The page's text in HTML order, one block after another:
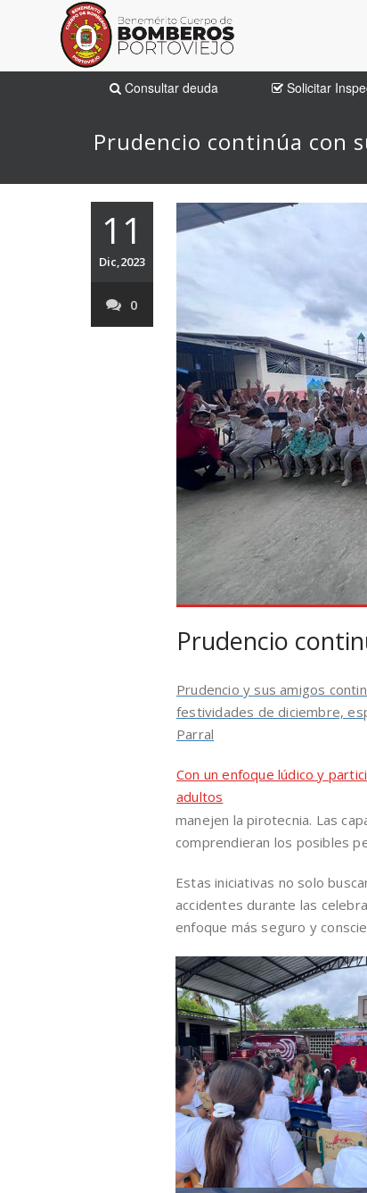
Consultar deuda Solicitar
Prudencio continúa con
11
Dic,2023
0
Prudencio
Prudencio y sus amigos
festividades de diciembre,
Parral
Con un enfoque lúdico y
adultos
manejen la pirotecnia. Las
comprendieran los posibles
Estas iniciativas no solo
accidentes durante las
enfoque más seguro y